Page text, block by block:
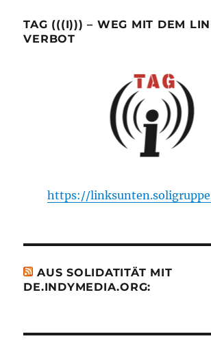
TAG (((I))) – WEG MIT DEM
VERBOT
https://
AUS SOLIDATITÄT MIT
DE.INDYMEDIA.ORG: